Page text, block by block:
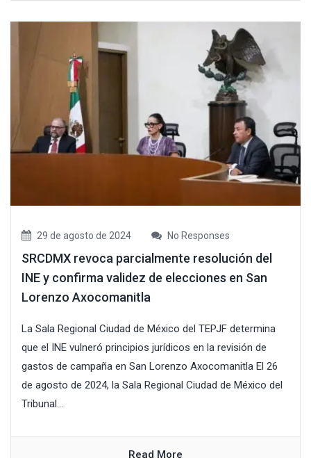
29 de agosto de 2024 No Responses
SRCDMX revoca parcialmente resolución del
INE y confirma validez de elecciones en San
Lorenzo Axocomanitla
La Sala Regional Ciudad de México del TEPJF determina
que el INE vulneró principios jurídicos en la revisión de
gastos de campaña en San Lorenzo Axocomanitla El 26
de agosto de 2024, la Sala Regional Ciudad de México del
Tribunal...
Read More